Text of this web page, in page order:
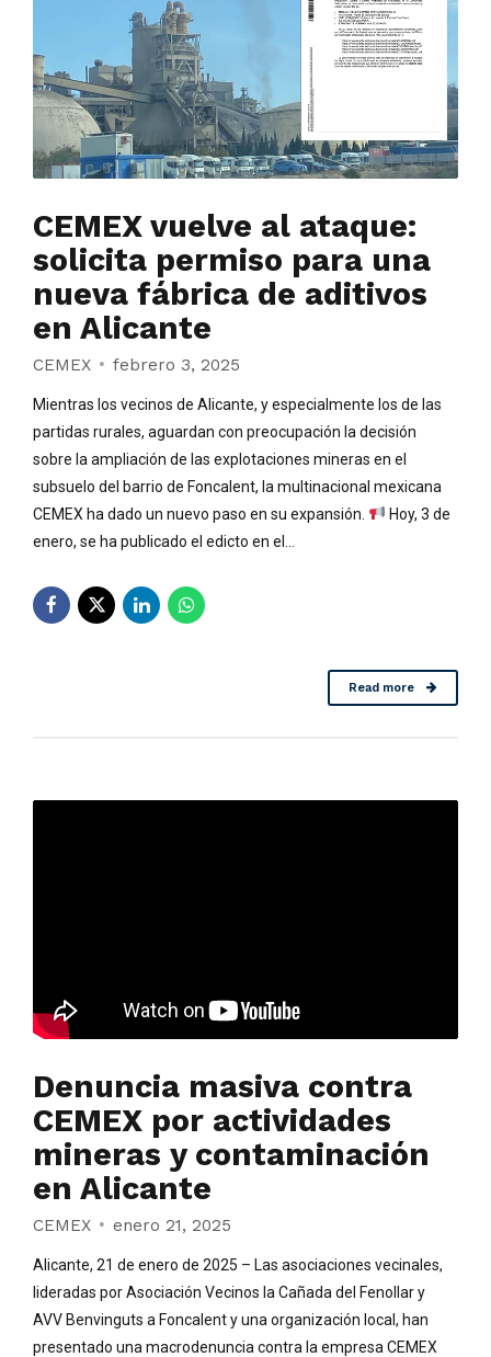
CEMEX vuelve al ataque:
solicita permiso para una
nueva fábrica de aditivos
en Alicante
CEMEX febrero 3, 2025
Mientras los vecinos de Alicante, y especialmente los de las
partidas rurales, aguardan con preocupación la decisión
sobre la ampliación de las explotaciones mineras en el
subsuelo del barrio de Foncalent, la multinacional mexicana
CEMEX ha dado un nuevo paso en su expansión.
Hoy, 3 de
enero, se ha publicado el edicto en el...
Read more
Denuncia masiva contra
CEMEX por actividades
mineras y contaminación
en Alicante
CEMEX enero 21, 2025
Alicante, 21 de enero de 2025 – Las asociaciones vecinales,
lideradas por Asociación Vecinos la Cañada del Fenollar y
AVV Benvinguts a Foncalent y una organización local, han
presentado una macrodenuncia contra la empresa CEMEX